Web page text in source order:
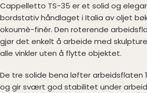
Cappelletto TS-35 er et solid og
bordstativ håndlaget i Italia av oljet
okoumè-finér. Den roterende
gjør det enkelt å arbeide med
alle vinkler uten å flytte objektet.
De tre solide bena løfter arbeidsflaten
og gir svært god stabilitet under arbeid